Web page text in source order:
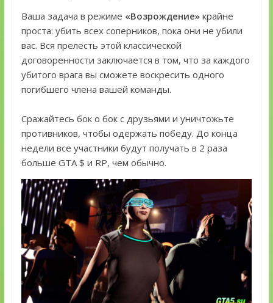
Ваша задача в режиме «Возрождение»крайне
проста: убить всех соперников, пока они не убили
вас. Вся прелесть этой классической
договоренности заключается в том, что за каждого
убитого врага вы сможете воскресить одного
погибшего члена вашей команды.
Сражайтесь бок о бок с друзьями и уничтожьте
противников, чтобы одержать победу. До конца
недели все участники будут получать в 2 раза
больше GTA $ и RP, чем обычно.